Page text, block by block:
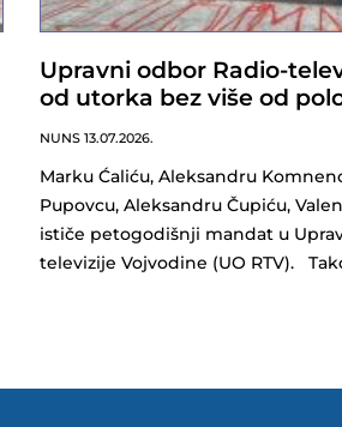
Upravni odbor Radio-
od utorka bez više od
NUNS 13.07.2026.
Marku Ćaliću, Aleksandru
Pupovcu, Aleksandru Čupiću,
ističe petogodišnji mandat u
televizije Vojvodine (UO RTV).